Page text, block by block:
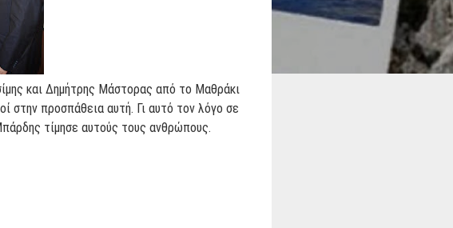
και Δημήτρης Μάστορας από το Μαθράκι
στην προσπάθεια αυτή. Γι αυτό τον λόγο σε
τίμησε αυτούς τους ανθρώπους.